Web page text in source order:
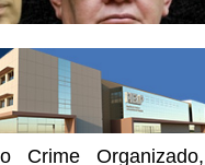
Crime